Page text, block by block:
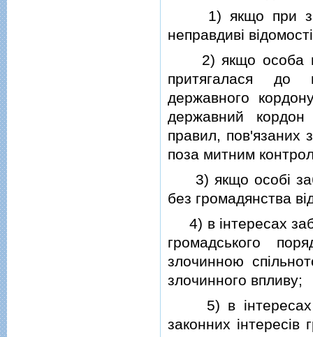
1) якщо при
неправдивi
2) якщо особа
притягалася до
державного
державний
правил, пов'язаних
поза митним
3) якщо особi
без громадянства
4) в iнтересах
громадського
злочинною
злочинного впливу;
5) в iнтересах
законних iнтересiв